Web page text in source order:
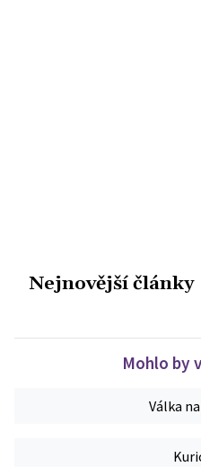
Nejnovější články
Mohlo by
Válka